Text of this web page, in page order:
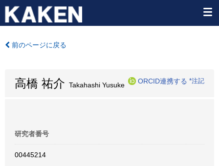
前のページに戻る
高橋 祐介 Takahashi Yusuke
ORCID連携する *注記
研究者番号
00445214